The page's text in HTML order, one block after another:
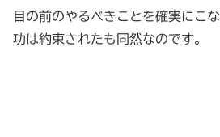
目の前のやるべきことを確実にこ
功は約束されたも同然なのです。